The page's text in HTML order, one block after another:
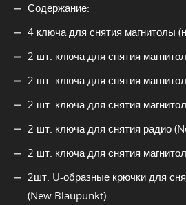
Содержание:
4 ключа для снятия магнитолы
2 шт. ключа для снятия
2 шт. ключа для снятия
2 шт. ключа для снятия
2 шт. ключа для снятия радио
2 шт. ключа для снятия
2шт. U-образные крючки для
(New Blaupunkt).